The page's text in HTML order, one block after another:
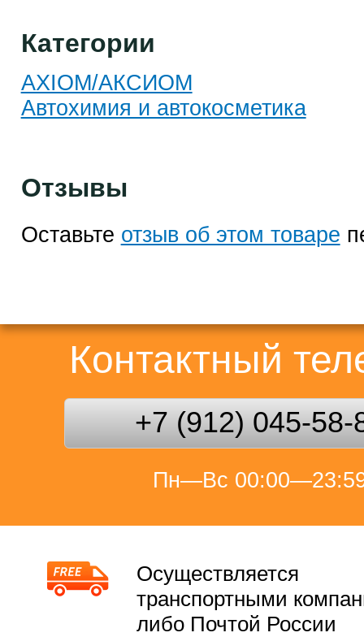
Категории
AXIOM/АКСИОМ
Автохимия и автокосметика
Отзывы
Оставьте отзыв об этом товаре
Контактный
+7 (912) 045-58-
Пн—Вс
Осуществляется
транспортными
либо Почтой России